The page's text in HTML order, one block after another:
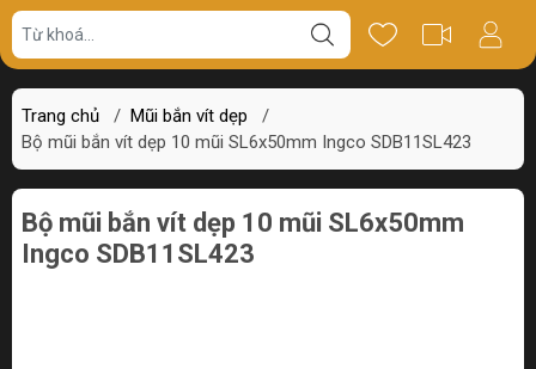
Trang chủ / Mũi bắn vít dẹp
/
Bộ mũi bắn vít dẹp 10 mũi SL6x50mm Ingco SDB11SL423
Giá bán Thông số Review
Bộ mũi bắn vít dẹp 10 mũi SL6x50mm
Ingco SDB11SL423